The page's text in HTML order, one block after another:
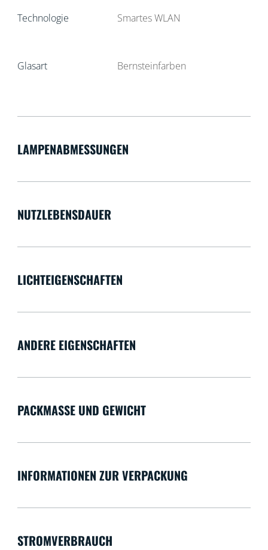
Technologie Smartes WLAN
Glasart Bernsteinfarben
LAMPENABMESSUNGEN
NUTZLEBENSDAUER
LICHTEIGENSCHAFTEN
ANDERE EIGENSCHAFTEN
PACKMASSE UND GEWICHT
INFORMATIONEN ZUR VERPACKUNG
STROMVERBRAUCH